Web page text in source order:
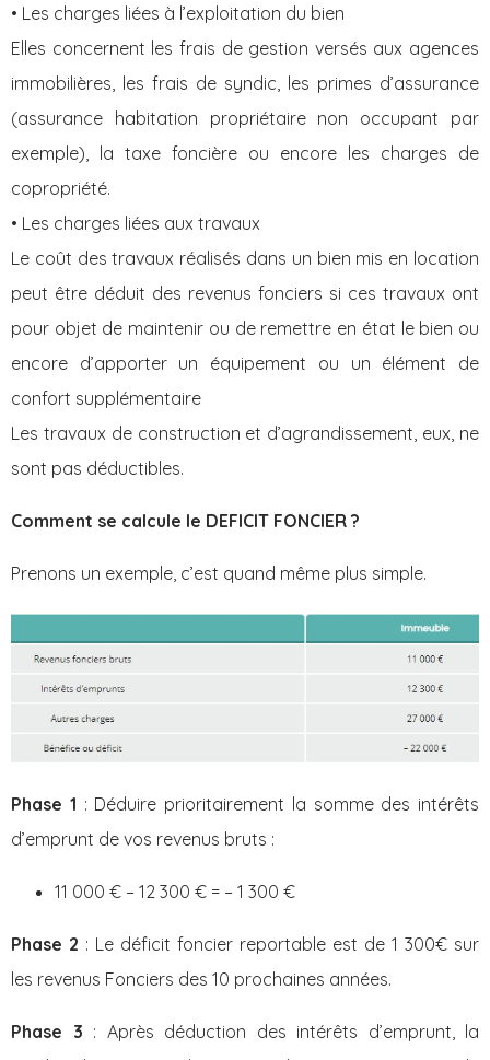
• Les charges liées à l’exploitation du bien
Elles concernent les frais de gestion versés aux agences
immobilières, les frais de syndic, les primes d’assurance
(assurance habitation propriétaire non occupant par
exemple), la taxe foncière ou encore les charges de
copropriété.
• Les charges liées aux travaux
Le coût des travaux réalisés dans un bien mis en location
peut être déduit des revenus fonciers si ces travaux ont
pour objet de maintenir ou de remettre en état le bien ou
encore d’apporter un équipement ou un élément de
confort supplémentaire
Les travaux de construction et d’agrandissement, eux, ne
sont pas déductibles.
Comment se calcule le DEFICIT FONCIER ?
Prenons un exemple, c’est quand même plus simple.
Phase 1 : Déduire prioritairement la somme des intérêts
d’emprunt de vos revenus bruts :
11 000 € – 12 300 € = – 1 300 €
Phase 2 : Le déficit foncier reportable est de 1 300€ sur
les revenus Fonciers des 10 prochaines années.
Phase 3 : Après déduction des intérêts d’emprunt, la